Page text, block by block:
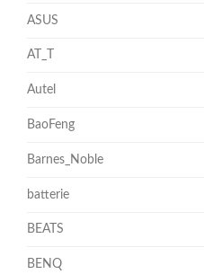
ASUS
AT_T
Autel
BaoFeng
Barnes_Noble
batterie
BEATS
BENQ